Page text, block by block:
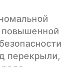
перекрыли,